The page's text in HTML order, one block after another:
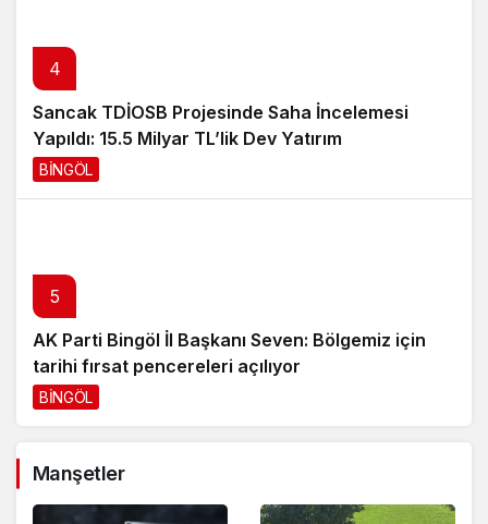
4
Sancak TDİOSB Projesinde Saha İncelemesi
Yapıldı: 15.5 Milyar TL’lik Dev Yatırım
BİNGÖL
5
AK Parti Bingöl İl Başkanı Seven: Bölgemiz için
tarihi fırsat pencereleri açılıyor
BİNGÖL
Manşetler